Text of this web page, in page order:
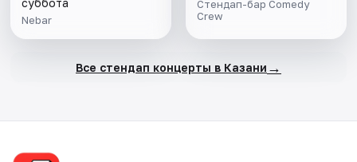
суббота
Nebar
Стендап-бар Comedy
Crew
Все стендап концерты в Казани →